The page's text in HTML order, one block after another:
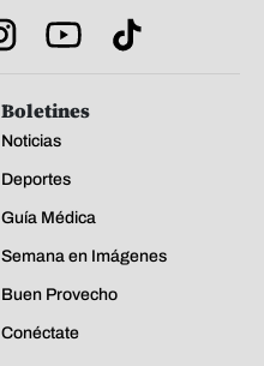
Boletines
Noticias
Deportes
Guía Médica
Semana en Imágenes
Buen Provecho
Conéctate